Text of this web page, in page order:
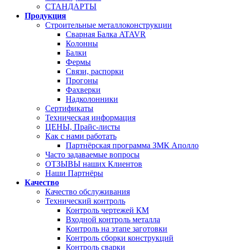
СТАНДАРТЫ
Продукция
Строительные металлоконструкции
Сварная Балка ATAVR
Колонны
Балки
Фермы
Связи, распорки
Прогоны
Фахверки
Надколонники
Сертификаты
Техническая информация
ЦЕНЫ, Прайс-листы
Как с нами работать
Партнёрская программа ЗМК Аполло
Часто задаваемые вопросы
ОТЗЫВЫ наших Клиентов
Наши Партнёры
Качество
Качество обслуживания
Технический контроль
Контроль чертежей КМ
Входной контроль металла
Контроль на этапе заготовки
Контроль сборки конструкций
Контроль сварки